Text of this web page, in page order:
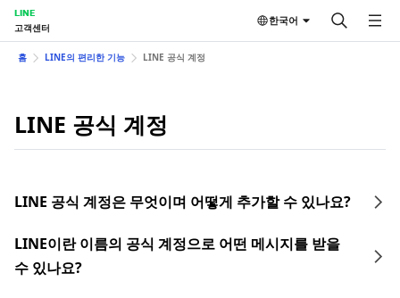
LINE
고객센터
한국어
홈 LINE의 편리한 기능 LINE 공식 계정
LINE 공식 계정
LINE 공식 계정은 무엇이며 어떻게 추가할 수 있나요?
LINE이란 이름의 공식 계정으로 어떤 메시지를 받을
수 있나요?